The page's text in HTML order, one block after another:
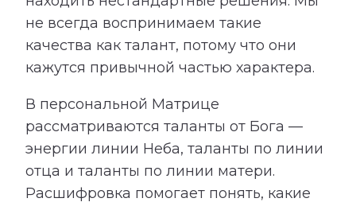
не всегда воспринимаем такие
качества как талант, потому что они
кажутся привычной частью характера.
В персональной Матрице
рассматриваются таланты от Бога —
энергии линии Неба, таланты по линии
отца и таланты по линии матери.
Расшифровка помогает понять, какие